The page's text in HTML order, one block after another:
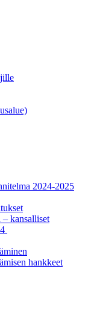
2024-2025
– kansalliset
hankkeet